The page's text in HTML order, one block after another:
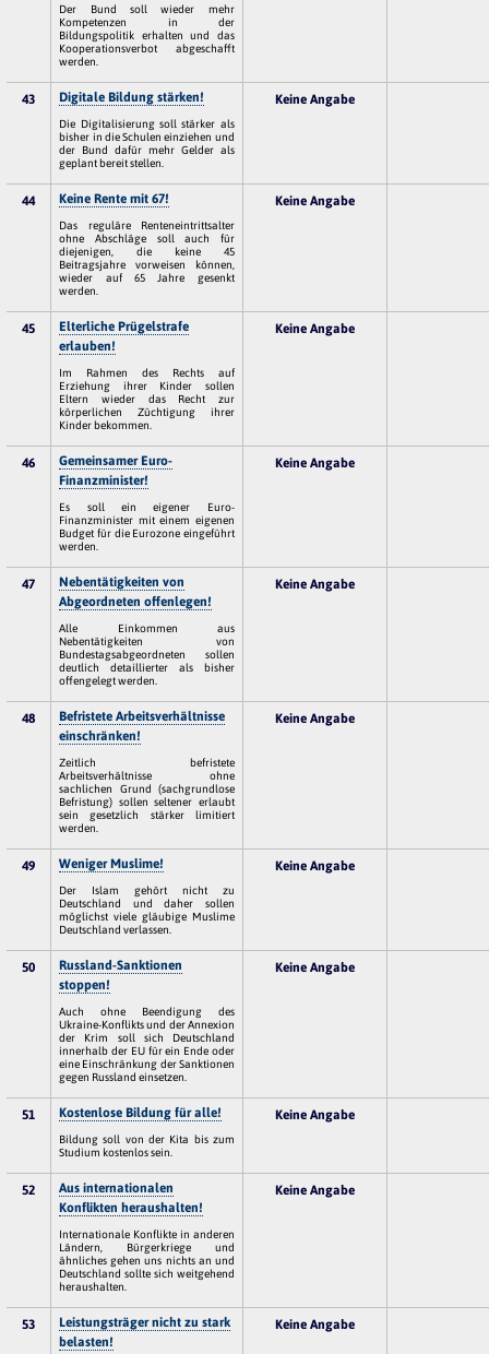
Der Bund soll wieder mehr
Kompetenzen in der
Bildungspolitik erhalten und das
Kooperationsverbot abgeschafft
werden.
43 Digitale Bildung stärken!
Die Digitalisierung soll stärker als
bisher in die Schulen einziehen und
der Bund dafür mehr Gelder als
geplant bereit stellen.
Keine Angabe
44 Keine Rente mit 67!
Das reguläre Renteneintrittsalter
ohne Abschläge soll auch für
diejenigen, die keine 45
Beitragsjahre vorweisen können,
wieder auf 65 Jahre gesenkt
werden.
Keine Angabe
45
Elterliche Prügelstrafe
erlauben!
Im Rahmen des Rechts auf
Erziehung ihrer Kinder sollen
Eltern wieder das Recht zur
körperlichen Züchtigung ihrer
Kinder bekommen.
Keine Angabe
46
Gemeinsamer Euro-
Finanzminister!
Es soll ein eigener Euro-
Finanzminister mit einem eigenen
Budget für die Eurozone eingeführt
werden.
Keine Angabe
47
Nebentätigkeiten von
Abgeordneten offenlegen!
Alle Einkommen aus
Nebentätigkeiten von
Bundestagsabgeordneten sollen
deutlich detaillierter als bisher
offengelegt werden.
Keine Angabe
48
Befristete Arbeitsverhältnisse
einschränken!
Zeitlich befristete
Arbeitsverhältnisse ohne
sachlichen Grund (sachgrundlose
Befristung) sollen seltener erlaubt
sein gesetzlich stärker limitiert
werden.
Keine Angabe
49 Weniger Muslime!
Der Islam gehört nicht zu
Deutschland und daher sollen
möglichst viele gläubige Muslime
Deutschland verlassen.
Keine Angabe
50
Russland-Sanktionen
stoppen!
Auch ohne Beendigung des
Ukraine-Konflikts und der Annexion
der Krim soll sich Deutschland
innerhalb der EU für ein Ende oder
eine Einschränkung der Sanktionen
gegen Russland einsetzen.
Keine Angabe
51 Kostenlose Bildung für alle!
Bildung soll von der Kita bis zum
Studium kostenlos sein.
Keine Angabe
52
Aus internationalen
Konflikten heraushalten!
Internationale Konflikte in anderen
Ländern, Bürgerkriege und
ähnliches gehen uns nichts an und
Deutschland sollte sich weitgehend
heraushalten.
Keine Angabe
53
Leistungsträger nicht zu stark
belasten!
Keine Angabe